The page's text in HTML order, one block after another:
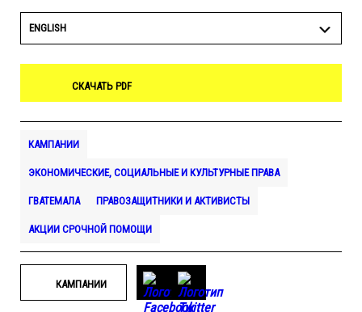
ENGLISH
СКАЧАТЬ PDF
КАМПАНИИ
ЭКОНОМИЧЕСКИЕ, СОЦИАЛЬНЫЕ И КУЛЬТУРНЫЕ ПРАВА
ГВАТЕМАЛА ПРАВОЗАЩИТНИКИ И АКТИВИСТЫ
АКЦИИ СРОЧНОЙ ПОМОЩИ
КАМПАНИИ